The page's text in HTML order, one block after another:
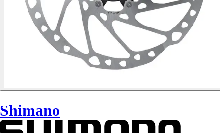
Shimano